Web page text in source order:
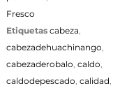
Fresco
Etiquetas cabeza
cabezadehuachinango
cabezaderobalo caldo
caldodepescado calidad